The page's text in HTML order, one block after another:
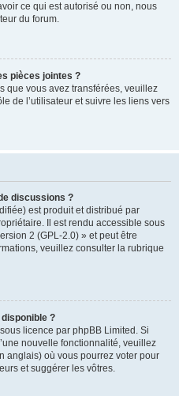
ce qui est autorisé ou non, nous
du forum.
pièces jointes ?
que vous avez transférées, veuillez
de l’utilisateur et suivre les liens vers
discussions ?
est produit et distribué par
Il est rendu accessible sous
2 (GPL-2.0) » et peut être
veuillez consulter la rubrique
disponible ?
licence par phpBB Limited. Si
nouvelle fonctionnalité, veuillez
anglais) où vous pourrez voter pour
et suggérer les vôtres.